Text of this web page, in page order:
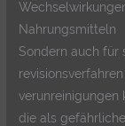
Nahrungsmitteln
Sondern auch für
verunreinigungen
die als